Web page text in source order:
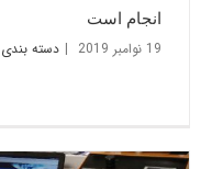
انجام است
19 نوامبر 2019 | دسته